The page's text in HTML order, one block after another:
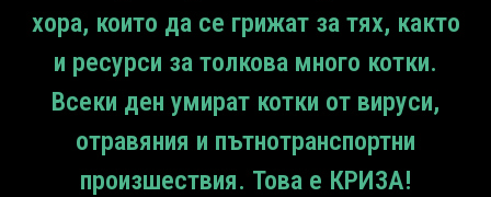
хора, които да се грижат за тях, както
и ресурси за толкова много котки.
Всеки ден умират котки от вируси,
отравяния и пътнотранспортни
произшествия. Това е КРИЗА!